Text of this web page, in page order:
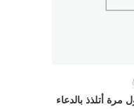
مرة أتلذذ بالدعاء